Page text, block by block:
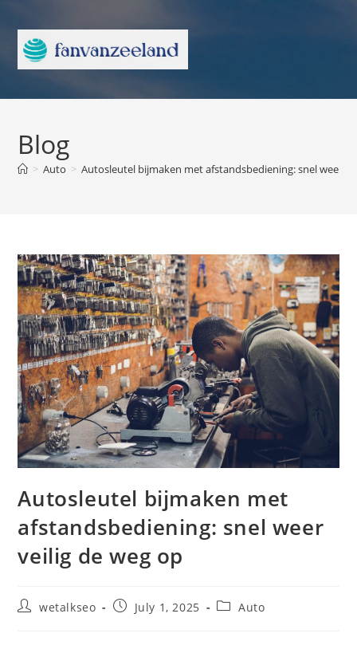
Blog
> Auto > Autosleutel bijmaken met afstandsbediening: snel weer
Autosleutel bijmaken met
afstandsbediening: snel weer
veilig de weg op
wetalkseo July 1, 2025 Auto